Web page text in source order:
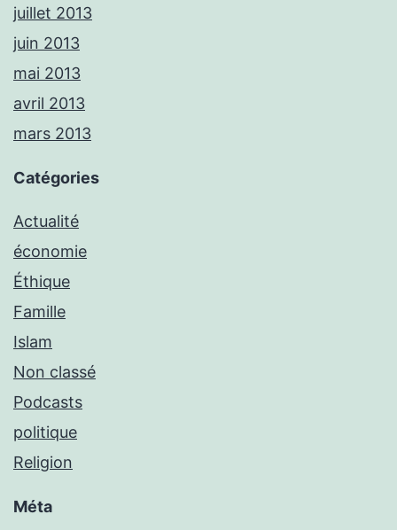
juillet 2013
juin 2013
mai 2013
avril 2013
mars 2013
Catégories
Actualité
économie
Éthique
Famille
Islam
Non classé
Podcasts
politique
Religion
Méta